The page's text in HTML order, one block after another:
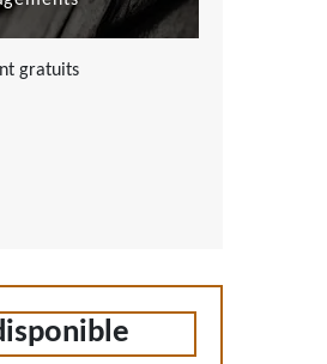
gratuits